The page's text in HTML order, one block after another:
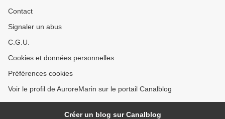
Contact
Signaler un abus
C.G.U.
Cookies et données personnelles
Préférences cookies
Voir le profil de AuroreMarin sur le portail Canalblog
Créer un blog sur Canalblog